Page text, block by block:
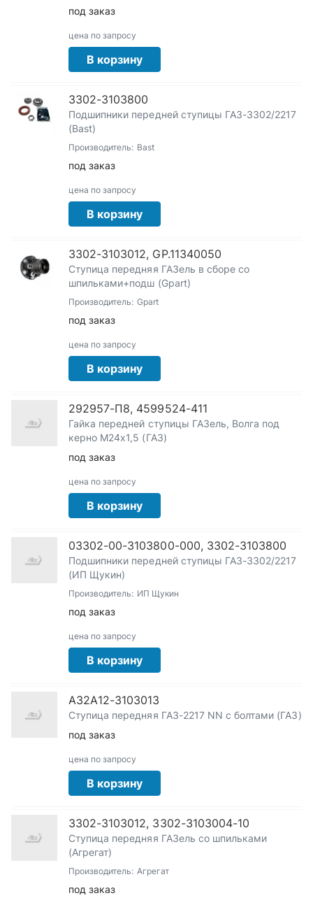
под заказ
цена по запросу
В корзину
3302-3103800
Подшипники передней ступицы ГАЗ-3302/2217
(Bast)
Производитель: Bast
под заказ
цена по запросу
В корзину
3302-3103012, GP.11340050
Ступица передняя ГАЗель в сборе со
шпильками+подш (Gpart)
Производитель: Gpart
под заказ
цена по запросу
В корзину
292957-П8, 4599524-411
Гайка передней ступицы ГАЗель, Волга под
керно М24х1,5 (ГАЗ)
под заказ
цена по запросу
В корзину
03302-00-3103800-000, 3302-3103800
Подшипники передней ступицы ГАЗ-3302/2217
(ИП Щукин)
Производитель: ИП Щукин
под заказ
цена по запросу
В корзину
А32А12-3103013
Ступица передняя ГАЗ-2217 NN с болтами (ГАЗ)
под заказ
цена по запросу
В корзину
3302-3103012, 3302-3103004-10
Ступица передняя ГАЗель со шпильками
(Агрегат)
Производитель: Агрегат
под заказ